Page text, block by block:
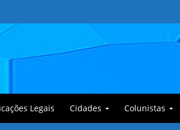
Legais Cidades Colunistas